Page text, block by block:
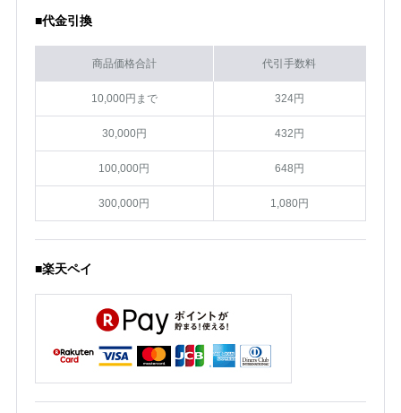
■代金引換
商品価格合計 代引手数料
10,000円まで 324円
30,000円 432円
100,000円 648円
300,000円 1,080円
■楽天ペイ